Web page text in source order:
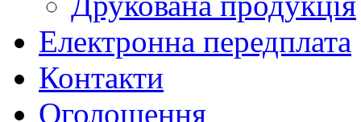
Електронна передплата
Контакти
Оголошення